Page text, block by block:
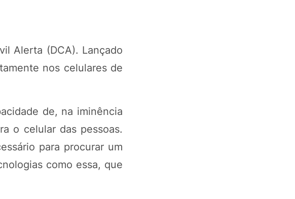
Alerta (DCA). Lançado
nos celulares de
de, na iminência
o celular das pessoas.
para procurar um
como essa, que